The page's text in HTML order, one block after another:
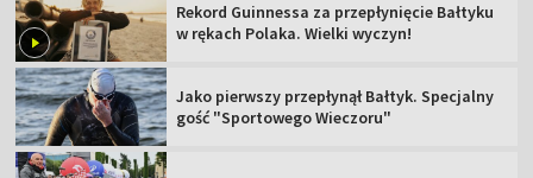
Rekord Guinnessa za przepłynięcie Bałtyku
w rękach Polaka. Wielki wyczyn!
Jako pierwszy przepłynął Bałtyk. Specjalny
gość "Sportowego Wieczoru"